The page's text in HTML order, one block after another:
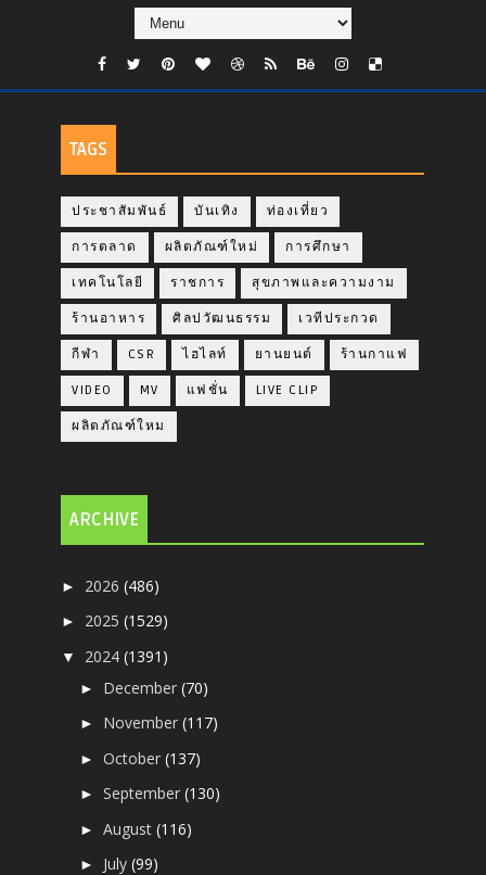
TAGS
ประชาสัมพันธ์ บันเทิง ท่องเที่ยว
การตลาด ผลิตภัณฑ์ใหม่ การศึกษา
เทคโนโลยี ราชการ สุขภาพและความงาม
ร้านอาหาร ศิลปวัฒนธรรม เวทีประกวด
กีฬา CSR ไฮไลท์ ยานยนต์ ร้านกาแฟ
VIDEO MV แฟชั่น LIVE CLIP
ผลิตภัณฑ์ใหม
ARCHIVE
► 2026(486)
► 2025(1529)
▼ 2024(1391)
► December(70)
► November(117)
►October(137)
►September(130)
►August(116)
► July(99)